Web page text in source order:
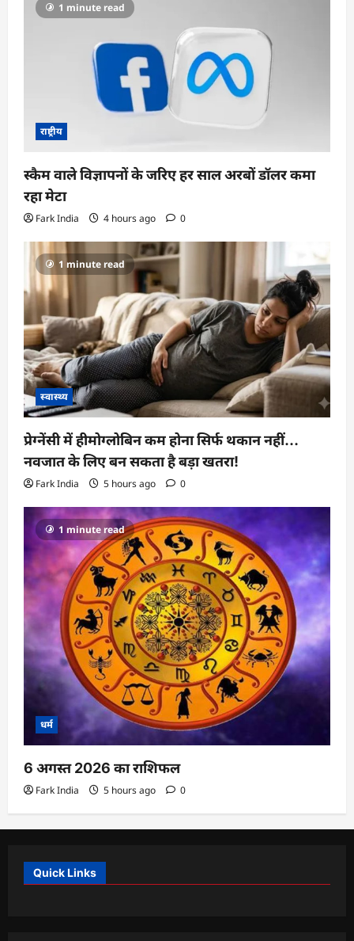
1 minute read
राष्ट्रीय
स्कैम वाले विज्ञापनों के जरिए हर साल अरबों डॉलर कमा
रहा मेटा
Fark India 4 hours ago 0
1 minute read
स्वास्थ्य
प्रेग्नेंसी में हीमोग्लोबिन कम होना सिर्फ थकान नहीं…
नवजात के लिए बन सकता है बड़ा खतरा!
Fark India 5 hours ago 0
1 minute read
धर्म
6 अगस्त 2026 का राशिफल
Fark India 5 hours ago 0
Quick Links